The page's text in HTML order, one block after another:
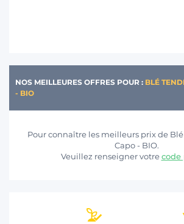
NOS MEILLEURES OFFRES POUR : BLÉ
- BIO
Pour connaître les meilleurs prix de
Capo - BIO.
Veuillez renseigner votrecode